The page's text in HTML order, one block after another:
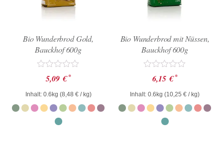
Bio Wunderbrod Gold,
Bauckhof 600g
Bewertet
mit
0
von
5
5,09 € *
Inhalt: 0.6kg (8,48 €/ kg)
Bio Wunderbrod mit Nüssen,
Bauckhof 600g
Bewertet
mit
0
von
5
6,15 € *
Inhalt: 0.6kg (10,25 € / kg)